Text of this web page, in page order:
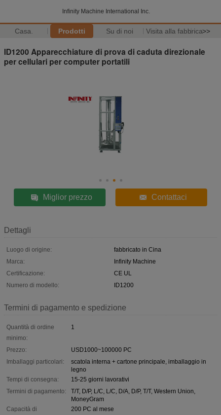
Infinity Machine International Inc.
Casa. Prodotti Su di noi Visita alla fabbrica>>
ID1200 Apparecchiature di prova di caduta direzionale
per cellulari per computer portatili
Miglior prezzo Contattaci
Dettagli
Luogo di origine:
fabbricato in Cina
Marca:
Infinity Machine
Certificazione:
CE UL
Numero di modello:
ID1200
Termini di pagamento e spedizione
Quantità di ordine
minimo:
1
Prezzo:
USD1000~100000 PC
Imballaggi particolari:
scatola interna + cartone principale, imballaggio in
legno
Tempi di consegna:
15-25 giorni lavorativi
Termini di pagamento:
T/T, D/P, L/C, L/C, D/A, D/P, T/T, Western Union,
MoneyGram
Capacità di
200 PC al mese